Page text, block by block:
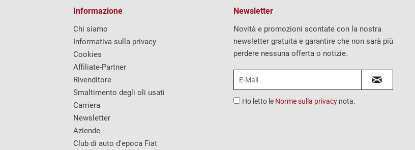
Informazione
Chi siamo
Informativa sulla privacy
Cookies
Affiliate-Partner
Rivenditore
Smaltimento degli oli usati
Carriera
Newsletter
Aziende
Club di auto d'epoca Fiat
Newsletter
Novità e promozioni scontate con la nostra
newsletter gratuita e garantire che non sarà più
perdere nessuna offerta o notizie.
Ho letto le Norme sulla privacy nota.